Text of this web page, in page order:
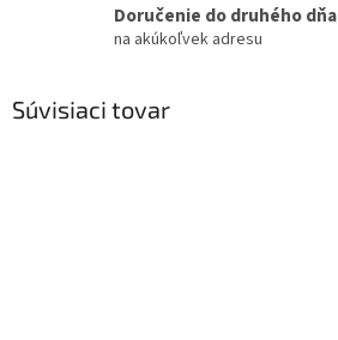
Doručenie do druhého dňa
na akúkoľvek adresu
Súvisiaci tovar